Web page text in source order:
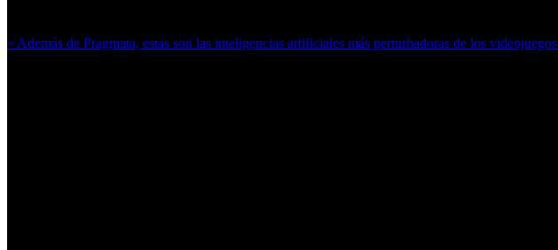
« Además de Pragmata, estas son las inteligencias artificiales más perturbadoras de los videojuegos